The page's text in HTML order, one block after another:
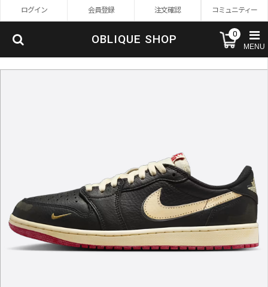
ログイン 会員登録 注文確認 コミュニティー
OBLIQUE SHOP 0
MENU